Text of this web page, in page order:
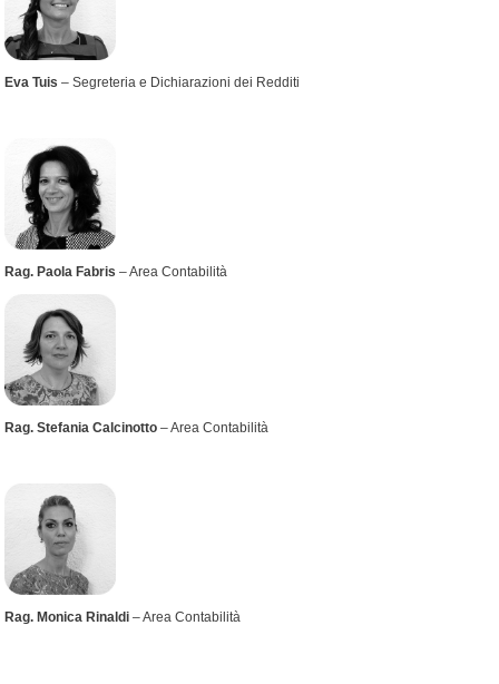
Eva Tuis – Segreteria e Dichiarazioni dei Redditi
Rag. Paola Fabris– Area Contabilità
Rag. Stefania Calcinotto– Area Contabilità
Rag. Monica Rinaldi– Area Contabilità